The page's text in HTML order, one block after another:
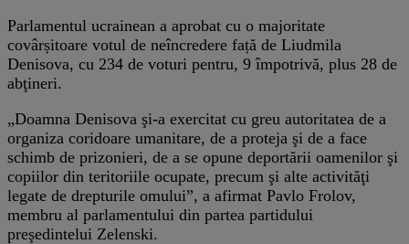
Parlamentul ucrainean a aprobat cu o majoritate
covârșitoare votul de neîncredere față de Liudmila
Denisova, cu 234 de voturi pentru, 9 împotrivă, plus 28 de
abţineri.
„Doamna Denisova şi-a exercitat cu greu autoritatea de a
organiza coridoare umanitare, de a proteja şi de a face
schimb de prizonieri, de a se opune deportării oamenilor şi
copiilor din teritoriile ocupate, precum şi alte activităţi
legate de drepturile omului”, a afirmat Pavlo Frolov,
membru al parlamentului din partea partidului
preşedintelui Zelenski.